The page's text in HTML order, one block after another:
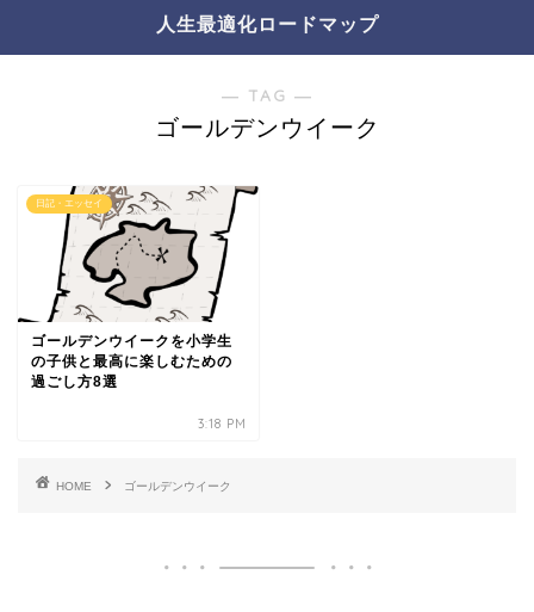
人生最適化ロードマップ
― TAG ―
ゴールデンウイーク
日記・エッセイ
ゴールデンウイークを小学生
の子供と最高に楽しむための
過ごし方8選
3:18 PM
HOME ゴールデンウイーク